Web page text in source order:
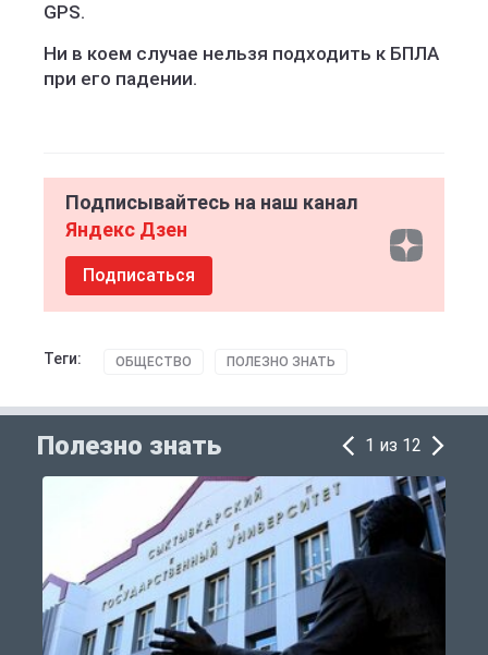
GPS.
Ни в коем случае нельзя подходить к БПЛА
при его падении.
Подписывайтесь на наш канал
Яндекс Дзен
Подписаться
Теги: ОБЩЕСТВО ПОЛЕЗНО ЗНАТЬ
Полезно знать 1 из 12